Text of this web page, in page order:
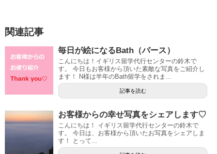
関連記事
毎日が絵になるBath（バース）
こんにちは！イギリス留学代行センターの鈴木で
す。 今日もお客様から頂いた素敵な写真をご紹介し
ます！ N様は半年のBath留学をされま...
記事を読む
お客様からの幸せ写真をシェアします♡
こんにちは！ イギリス留学代行センターの鈴木で
す。 今日は、お客様から頂いたお写真をシェアしま
す！ とって...